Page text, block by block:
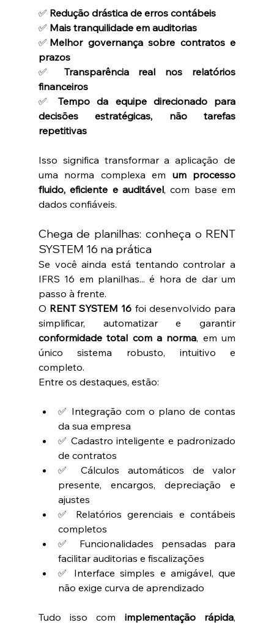
✅ Redução drástica de erros contábeis
✅ Mais tranquilidade em auditorias
✅ Melhor governança sobre contratos e
prazos
✅ Transparência real nos relatórios
financeiros
✅ Tempo da equipe direcionado para
decisões estratégicas, não tarefas
repetitivas
Isso significa transformar a aplicação de
uma norma complexa em um processo
fluido, eficiente e auditável, com base em
dados confiáveis.
Chega de planilhas: conheça o RENT
SYSTEM 16 na prática
Se você ainda está tentando controlar a
IFRS 16 em planilhas... é hora de dar um
passo à frente.
O RENT SYSTEM 16 foi desenvolvido para
simplificar, automatizar e garantir
conformidade total com a norma, em um
único sistema robusto, intuitivo e
completo.
Entre os destaques, estão:
✅ Integração com o plano de contas
da sua empresa
✅ Cadastro inteligente e padronizado
de contratos
✅ Cálculos automáticos de valor
presente, encargos, depreciação e
ajustes
✅ Relatórios gerenciais e contábeis
completos
✅ Funcionalidades pensadas para
facilitar auditorias e fiscalizações
✅ Interface simples e amigável, que
não exige curva de aprendizado
Tudo isso com implementação rápida,